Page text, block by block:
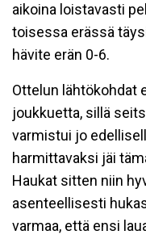
aikoina loistavasti
toisessa erässä
hävite erän 0-6.
Ottelun lähtökohdat
joukkuetta, sillä
varmistui jo
harmittavaksi jäi
Haukat sitten niin
asenteellisesti
varmaa, että ensi